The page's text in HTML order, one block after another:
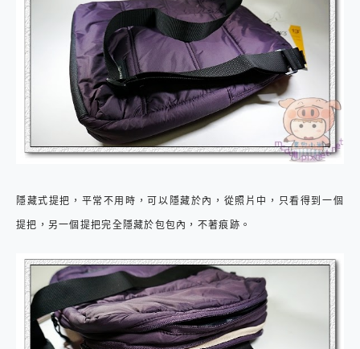
隱藏式提把，平常不用時，可以隱藏於內，從照片中，只看得到一個
提把，另一個提把完全隱藏於包包內，不著痕跡。